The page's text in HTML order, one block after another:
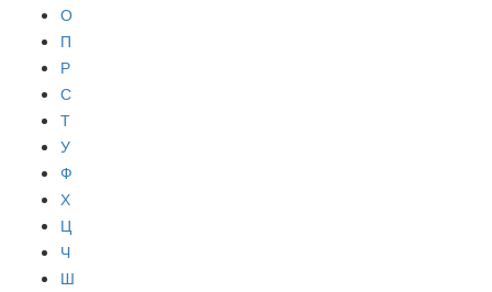
О
П
Р
С
Т
У
Ф
Х
Ц
Ч
Ш